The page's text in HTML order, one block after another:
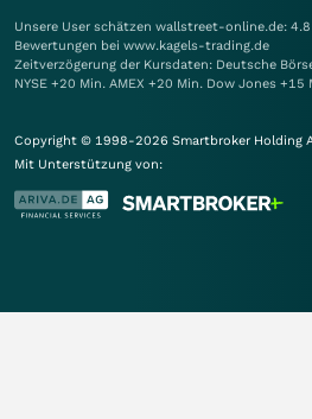
Unsere User schätzen wallstreet-online.de:
Bewertungen bei www.kagels-trading.de
Zeitverzögerung der Kursdaten: Deutsche
NYSE +20 Min. AMEX +20 Min. Dow Jones
Copyright © 1998-2026 Smartbroker Holding
Mit Unterstützung von: